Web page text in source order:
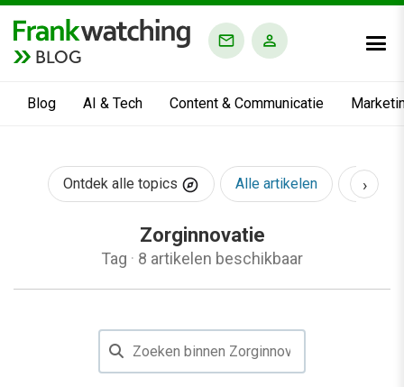
BLOG
Blog AI & Tech Content & Communicatie
Ontdek alle topics Alle artikelen AI &
›
Zorginnovatie
Tag · 8 artikelen beschikbaar